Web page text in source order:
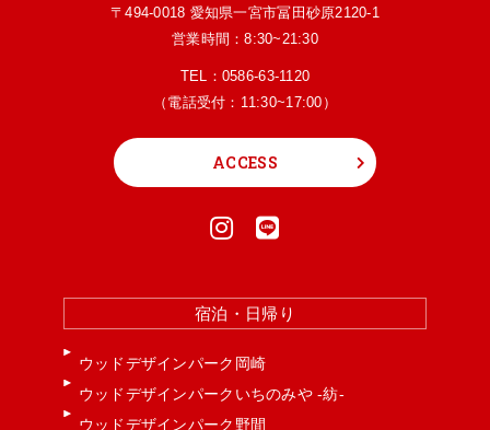
〒494-0018 愛知県一宮市冨田砂原2120-1
営業時間：8:30~21:30
TEL： 0586-63-1120
（電話受付：11:30~17:00）
ACCESS
宿泊・日帰り
ウッドデザインパーク岡崎
ウッドデザインパークいちのみや -紡-
ウッドデザインパーク野間